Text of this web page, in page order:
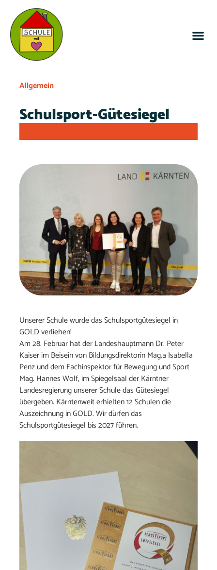
Allgemein
Schulsport-Gütesiegel
Unserer Schule wurde das Schulsportgütesiegel in
GOLD verliehen!
Am 28. Februar hat der Landeshauptmann Dr. Peter
Kaiser im Beisein von Bildungsdirektorin Mag.a Isabella
Penz und dem Fachinspektor für Bewegung und Sport
Mag. Hannes Wolf, im Spiegelsaal der Kärntner
Landesregierung unserer Schule das Gütesiegel
übergeben. Kärntenweit erhielten 12 Schulen die
Auszeichnung in GOLD. Wir dürfen das
Schulsportgütesiegel bis 2027 führen.